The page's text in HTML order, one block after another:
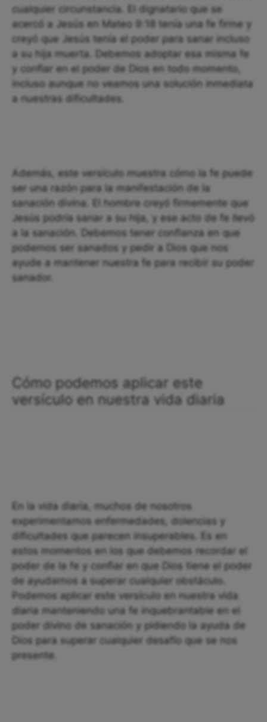
cualquier circunstancia. El dignatario que se
acercó a Jesús en Mateo 9:18 tenía una fe firme y
creyó que Jesús tenía el poder para sanar incluso
a su hija muerta. Debemos adoptar esa misma fe
y confiar en el poder de Dios en todo momento,
incluso aunque no veamos una solución inmediata
a nuestras dificultades.
Además, este versículo muestra cómo la fe puede
ser una razón para la manifestación de la
sanación divina. El hombre creyó firmemente que
Jesús podría sanar a su hija, y ese acto de fe llevó
a la sanación. Debemos tener confianza en que
podemos ser sanados y pedir a Dios que nos
ayude a mantener nuestra fe para recibir su poder
sanador.
Cómo podemos aplicar este
versículo en nuestra vida diaria
En la vida diaria, muchos de nosotros
experimentamos enfermedades, dolencias y
dificultades que parecen insuperables. Es en
estos momentos en los que debemos recordar el
poder de la fe y confiar en que Dios tiene el poder
de ayudarnos a superar cualquier obstáculo.
Podemos aplicar este versículo en nuestra vida
diaria manteniendo una fe inquebrantable en el
poder divino de sanación y pidiendo la ayuda de
Dios para superar cualquier desafío que se nos
presente.